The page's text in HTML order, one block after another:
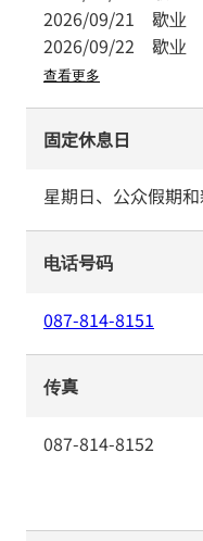
2026/09/21 歇业
2026/09/22 歇业
查看更多
固定休息日
星期日、公众假期
电话号码
087-814-8151
传真
087-814-8152